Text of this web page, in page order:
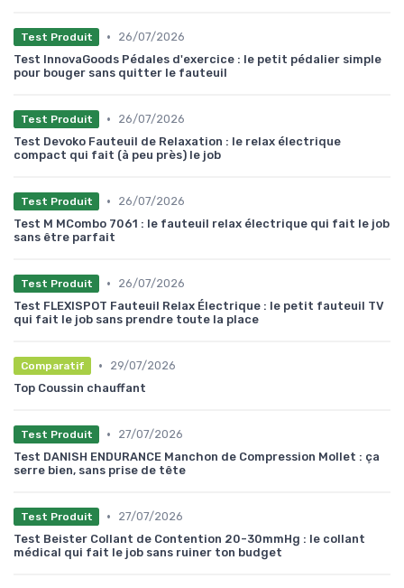
Test Produit •
26/07/2026
Test InnovaGoods Pédales d'exercice : le petit pédalier simple
pour bouger sans quitter le fauteuil
Test Produit •
26/07/2026
Test Devoko Fauteuil de Relaxation : le relax électrique
compact qui fait (à peu près) le job
Test Produit •
26/07/2026
Test M MCombo 7061 : le fauteuil relax électrique qui fait le job
sans être parfait
Test Produit •
26/07/2026
Test FLEXISPOT Fauteuil Relax Électrique : le petit fauteuil TV
qui fait le job sans prendre toute la place
Comparatif •
29/07/2026
Top Coussin chauffant
Test Produit •
27/07/2026
Test DANISH ENDURANCE Manchon de Compression Mollet : ça
serre bien, sans prise de tête
Test Produit •
27/07/2026
Test Beister Collant de Contention 20-30mmHg : le collant
médical qui fait le job sans ruiner ton budget